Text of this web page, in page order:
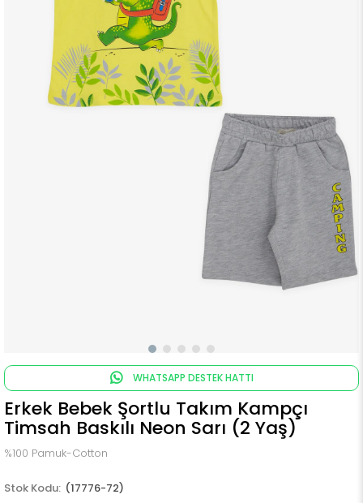
WHATSAPP DESTEK HATTI
Erkek Bebek Şortlu Takım Kampçı
Timsah Baskılı Neon Sarı (2 Yaş)
%100 Pamuk-Cotton
(17776-72)